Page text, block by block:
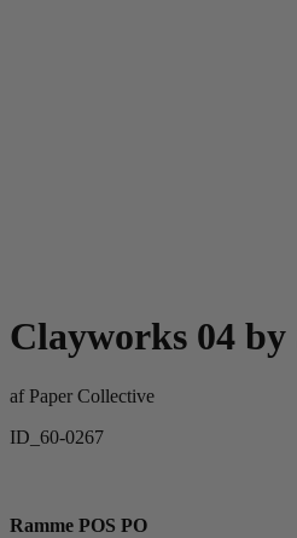
Clayworks 04 by
afPaper Collective
ID_60-0267
Ramme POS PO